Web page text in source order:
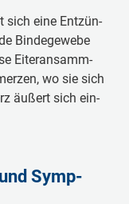
sich eine Ent­zün­
Bin­de­ge­we­be
Ei­ter­an­samm­
wo sie sich
äu­ßert sich ein­
Symp­